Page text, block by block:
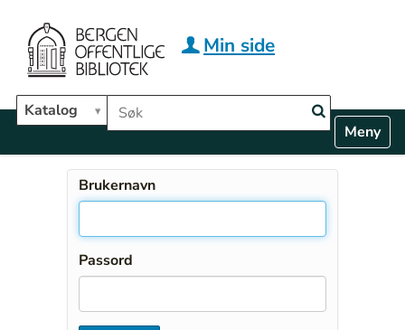
Hopp til hovedinnhold
Søk i biblioteket
Katalog
Min side
v
Toggle
Brukernavn
Passord